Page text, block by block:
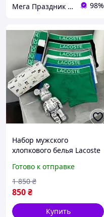
Мега Праздник – магазин аксессуаров для праздника и все для оформления воздушными шарами ОПТ. 98%
Набор мужского
хлопкового белья Lacoste
коробке
Готово к отправке
850₴
1 850 ₴
Купить